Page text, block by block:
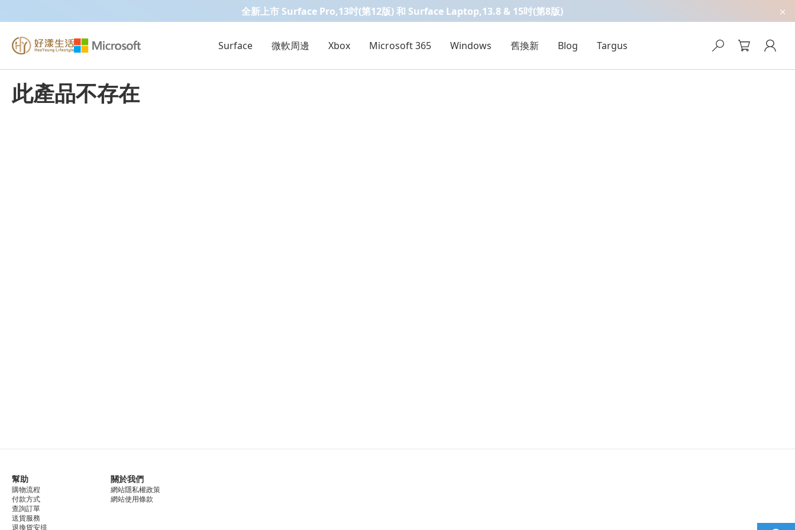
全新上市 Surface Pro,13吋(第12版) 和 Surface Laptop,13.8 & 15吋(第8版)
Surface 微軟周邊 Xbox Microsoft 365 Windows 舊換新 Blog Targus
此產品不存在
幫助
購物流程
付款方式
查詢訂單
送貨服務
退換貨安排
關於我們
網站隱私權政策
網站使用條款